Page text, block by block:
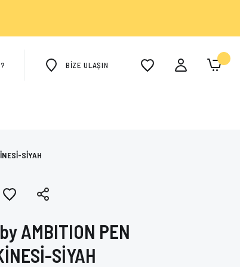
BİZE ULAŞIN
SİYAH
AMBITION PEN
SİYAH